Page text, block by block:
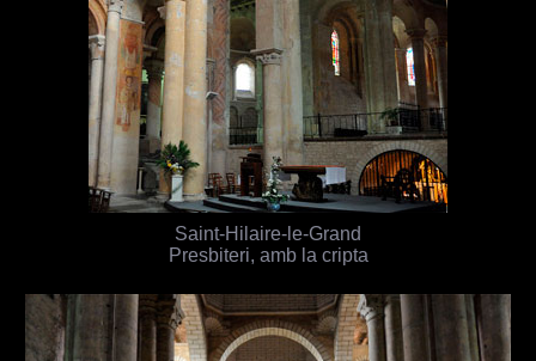
Saint-Hilaire-le-Grand
Presbiteri, amb la cripta